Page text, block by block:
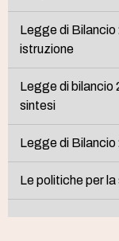
Legge di Bilancio
istruzione
Legge di bilancio
sintesi
Legge di Bilancio
Le politiche per